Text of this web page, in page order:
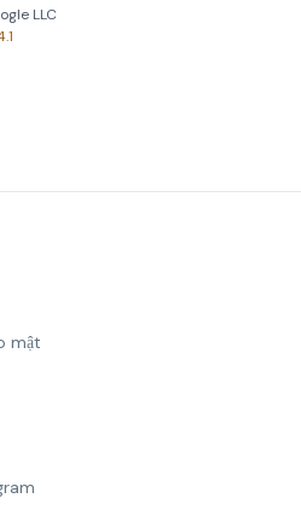
LLC
mật